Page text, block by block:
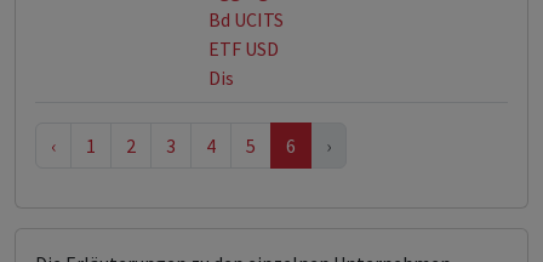
Bd UCITS
ETF USD
Dis
‹ 1 2 3 4 5 6 ›